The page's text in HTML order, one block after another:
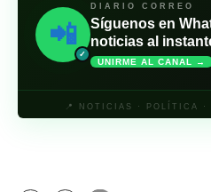
📲
✓
DIARIO CORREO
Síguenos en
noticias al
UNIRME AL CANAL →
📍 NOTICIAS · POLÍTICA ·